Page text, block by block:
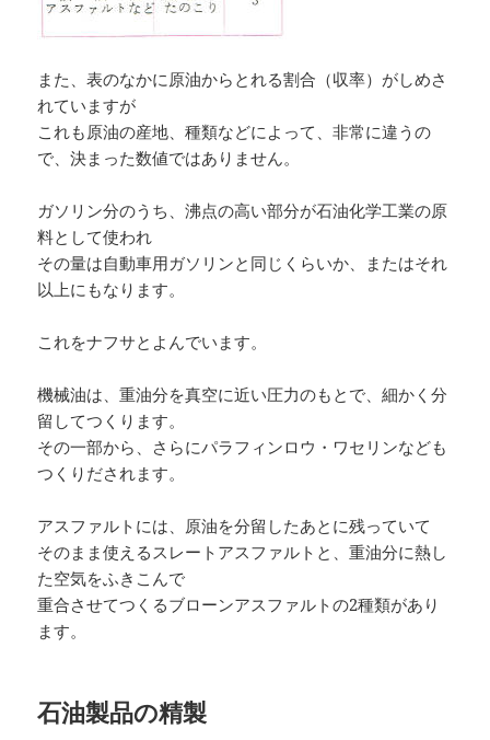
また、表のなかに原油からとれる割合（収率）がしめさ
れていますが
これも原油の産地、種類などによって、非常に違うの
で、決まった数値ではありません。
ガソリン分のうち、沸点の高い部分が石油化学工業の原
料として使われ
その量は自動車用ガソリンと同じくらいか、またはそれ
以上にもなります。
これをナフサとよんでいます。
機械油は、重油分を真空に近い圧力のもとで、細かく分
留してつくります。
その一部から、さらにパラフィンロウ・ワセリンなども
つくりだされます。
アスファルトには、原油を分留したあとに残っていて
そのまま使えるスレートアスファルトと、重油分に熱し
た空気をふきこんで
重合させてつくるブローンアスファルトの2種類があり
ます。
石油製品の精製